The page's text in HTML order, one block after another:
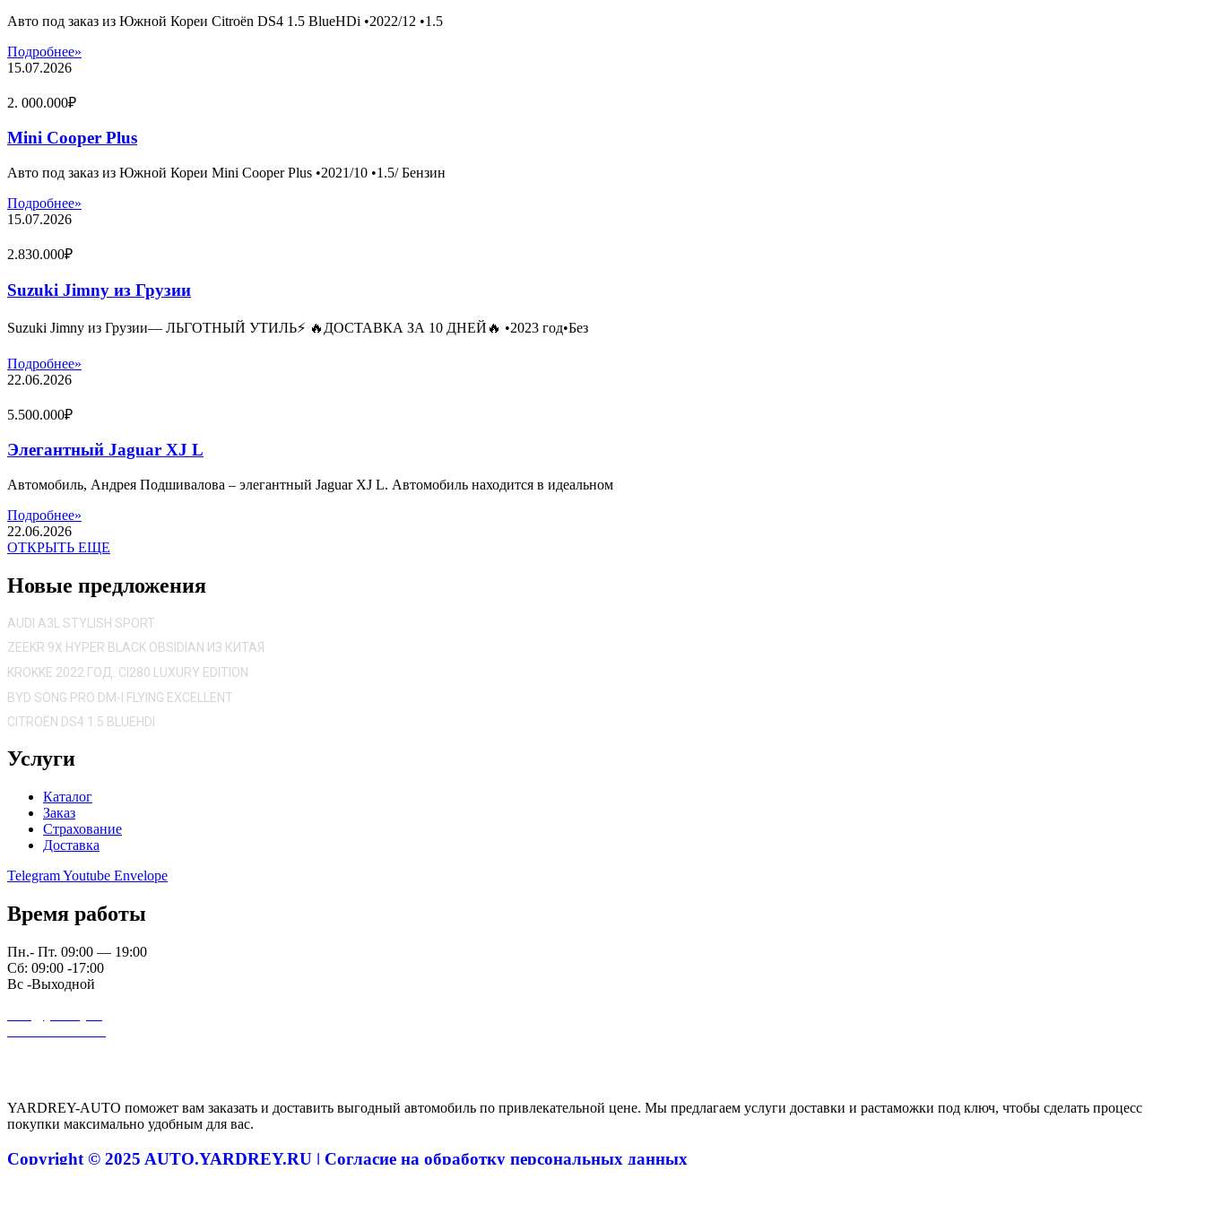
Авто под заказ из Южной Кореи Citroën DS4 1.5 BlueHDi •2022/12 •1.5
Подробнее»
15.07.2026
2. 000.000₽
Mini Cooper Plus
Авто под заказ из Южной Кореи Mini Cooper Plus •2021/10 •1.5/ Бензин
Подробнее»
15.07.2026
2.830.000₽
Suzuki Jimny из Грузии
Suzuki Jimny из Грузии— ЛЬГОТНЫЙ УТИЛЬ⚡️ 🔥ДОСТАВКА ЗА 10 ДНЕЙ🔥 •2023 год•Без
Подробнее»
22.06.2026
5.500.000₽
Элегантный Jaguar XJ L
Автомобиль, Андрея Подшивалова – элегантный Jaguar XJ L. Автомобиль находится в идеальном
Подробнее»
22.06.2026
ОТКРЫТЬ ЕЩЕ
Новые предложения
AUDI A3L STYLISH SPORT
ZEEKR 9X HYPER BLACK OBSIDIAN ИЗ КИТАЯ
KROKKE 2022 ГОД. CI280 LUXURY EDITION
BYD SONG PRO DM-I FLYING EXCELLENT
CITROËN DS4 1.5 BLUEHDI
Услуги
Каталог
Заказ
Страхование
Доставка
TelegramYoutube Envelope
Время работы
Пн.- Пт. 09:00 — 19:00
Сб: 09:00 -17:00
Вс -Выходной
YARDREY-AUTO поможет вам заказать и доставить выгодный автомобиль по привлекательной цене. Мы предлагаем услуги доставки и растаможки под ключ, чтобы сделать процесс
покупки максимально удобным для вас.
Copyright © 2025 AUTO.YARDREY.RU | Cогласие на обработку персональных данных